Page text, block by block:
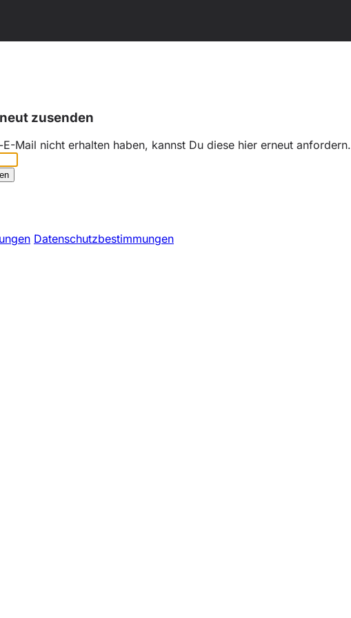
zusenden
Mail nicht erhalten haben, kannst Du diese hier erneut anfordern.
Datenschutzbestimmungen